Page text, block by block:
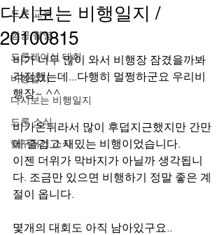
드론 교육
항공 촬영
드론레이싱 대회
비행일지
다시보는 비행일지
드론 소식
팀꾸러기 소식
다시보는 비행일지 /
20100815
비가 너무 많이 와서 비행장 잠겼을까봐
걱정했는데...다행히 멀쩡하군요 우리비
행장~ ^^
비가온뒤라서 많이 후덥지근했지만 간만
에 즐겁고 재밌는 비행이었습니다.
이젠 더위가 막바지가 아닐까 생각됩니
다. 조금만 있으면 비행하기 정말 좋은 계
절이 옵니다.
몇개의 대회도 아직 남아있구요..